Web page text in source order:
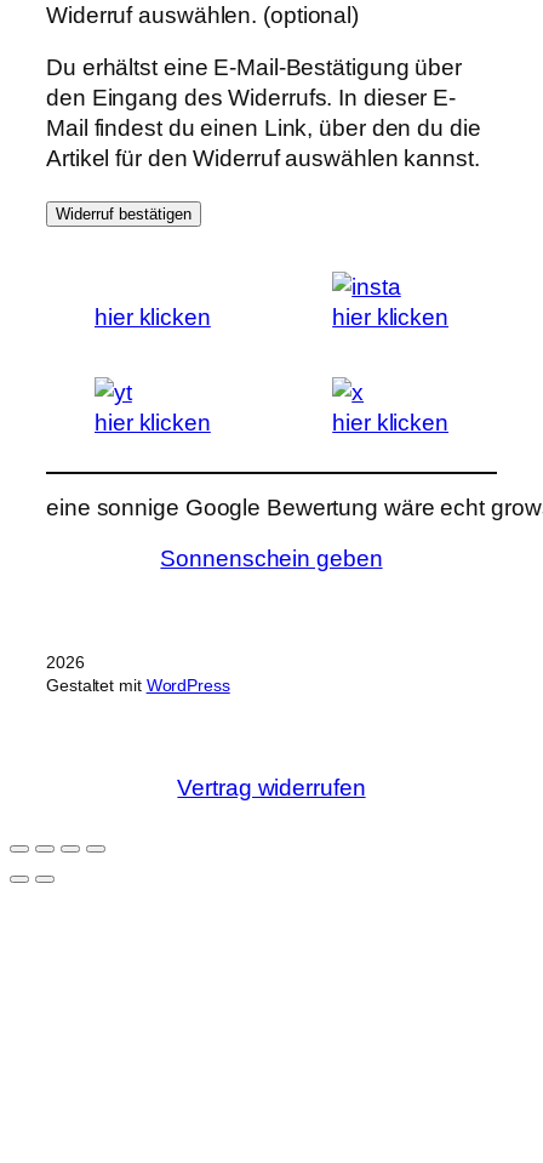
Widerruf auswählen. (optional)
Du erhältst eine E-Mail-Bestätigung über
den Eingang des Widerrufs. In dieser E-
Mail findest du einen Link, über den du die
Artikel für den Widerruf auswählen kannst.
Widerruf bestätigen
hier klicken hier klicken
hier klicken hier klicken
eine sonnige Google Bewertung wäre echt
Sonnenschein geben
2026
Gestaltet mit WordPress
Vertrag widerrufen